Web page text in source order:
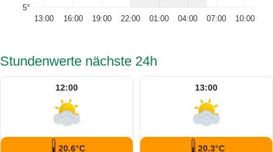
5°
13:00 16:00 19:00 22:00 01:00 04:00 07:00 10:00
Stundenwerte nächste 24h
12:00
20.6°C
13:00
20.3°C